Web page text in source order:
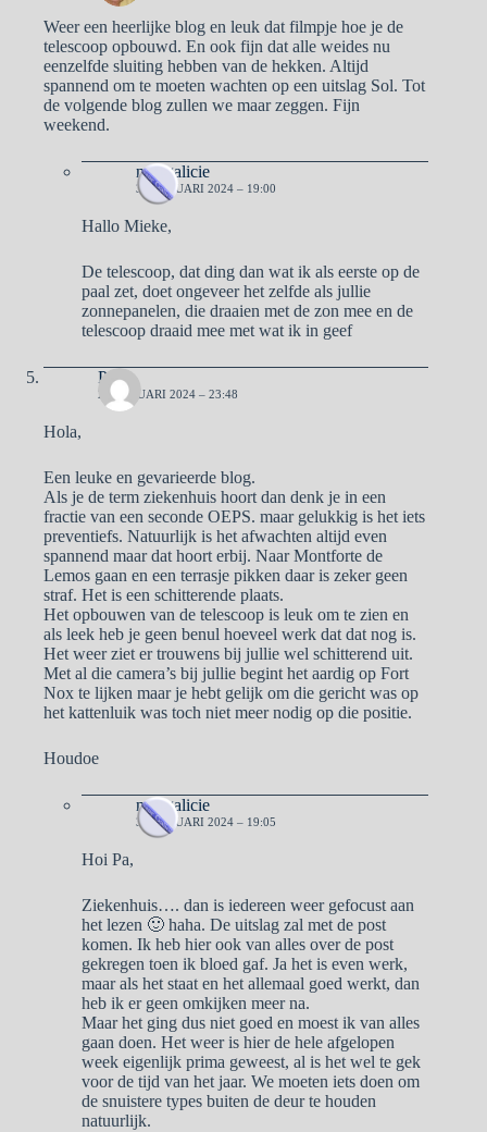
Weer een heerlijke blog en leuk dat filmpje hoe je de
telescoop opbouwd. En ook fijn dat alle weides nu
eenzelfde sluiting hebben van de hekken. Altijd
spannend om te moeten wachten op een uitslag Sol. Tot
de volgende blog zullen we maar zeggen. Fijn
weekend.
naargalicie
3 FEBRUARI 2024 – 19:00
Hallo Mieke,
De telescoop, dat ding dan wat ik als eerste op de
paal zet, doet ongeveer het zelfde als jullie
zonnepanelen, die draaien met de zon mee en de
telescoop draaid mee met wat ik in geef
Pa
2 FEBRUARI 2024 – 23:48
Hola,
Een leuke en gevarieerde blog.
Als je de term ziekenhuis hoort dan denk je in een
fractie van een seconde OEPS. maar gelukkig is het iets
preventiefs. Natuurlijk is het afwachten altijd even
spannend maar dat hoort erbij. Naar Montforte de
Lemos gaan en een terrasje pikken daar is zeker geen
straf. Het is een schitterende plaats.
Het opbouwen van de telescoop is leuk om te zien en
als leek heb je geen benul hoeveel werk dat dat nog is.
Het weer ziet er trouwens bij jullie wel schitterend uit.
Met al die camera’s bij jullie begint het aardig op Fort
Nox te lijken maar je hebt gelijk om die gericht was op
het kattenluik was toch niet meer nodig op die positie.
Houdoe
naargalicie
3 FEBRUARI 2024 – 19:05
Hoi Pa,
Ziekenhuis…. dan is iedereen weer gefocust aan
het lezen 🙂 haha. De uitslag zal met de post
komen. Ik heb hier ook van alles over de post
gekregen toen ik bloed gaf. Ja het is even werk,
maar als het staat en het allemaal goed werkt, dan
heb ik er geen omkijken meer na.
Maar het ging dus niet goed en moest ik van alles
gaan doen. Het weer is hier de hele afgelopen
week eigenlijk prima geweest, al is het wel te gek
voor de tijd van het jaar. We moeten iets doen om
de snuistere types buiten de deur te houden
natuurlijk.